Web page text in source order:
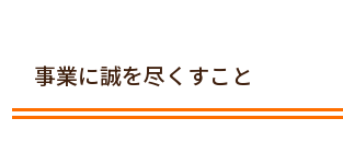
事業に誠を尽くすこと